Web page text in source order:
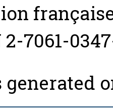
2-7061-
generated